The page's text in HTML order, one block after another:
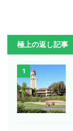
極上の返し記事
1